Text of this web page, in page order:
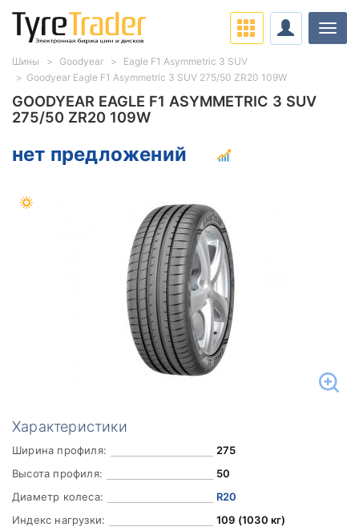
GOODYEAR EAGLE F1 ASYMMETRIC 3 SUV
275/50 ZR20 109W
нет предложений
Характеристики
Ширина профиля:
275
Высота профиля:
50
Диаметр колеса:
R20
Индекс нагрузки:
109 (1030 кг)
Шины Goodyear
Eagle F1 Asymmetric 3 SUV
Goodyear Eagle F1 Asymmetric 3 SUV 275/50 ZR20 109W